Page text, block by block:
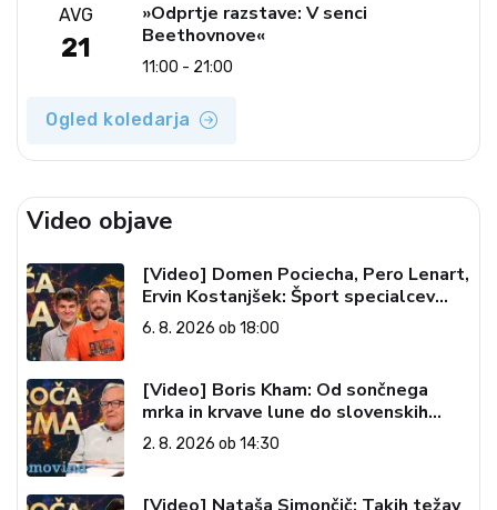
AVG
21
»Odprtje razstave: V senci
Beethovnove«
11:00 - 21:00
Ogled koledarja
Video objave
[Video] Domen Pociecha, Pero Lenart,
Ervin Kostanjšek: Šport specialcev
(Vroča tema, 6. 8. 2026)
6. 8. 2026 ob 18:00
[Video] Boris Kham: Od sončnega
mrka in krvave lune do slovenskih
pečatov v vesolju (Vroča tema, 2. 8.
2026)
2. 8. 2026 ob 14:30